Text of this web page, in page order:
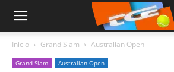
Inicio Grand Slam Australian Open
Grand Slam Australian Open